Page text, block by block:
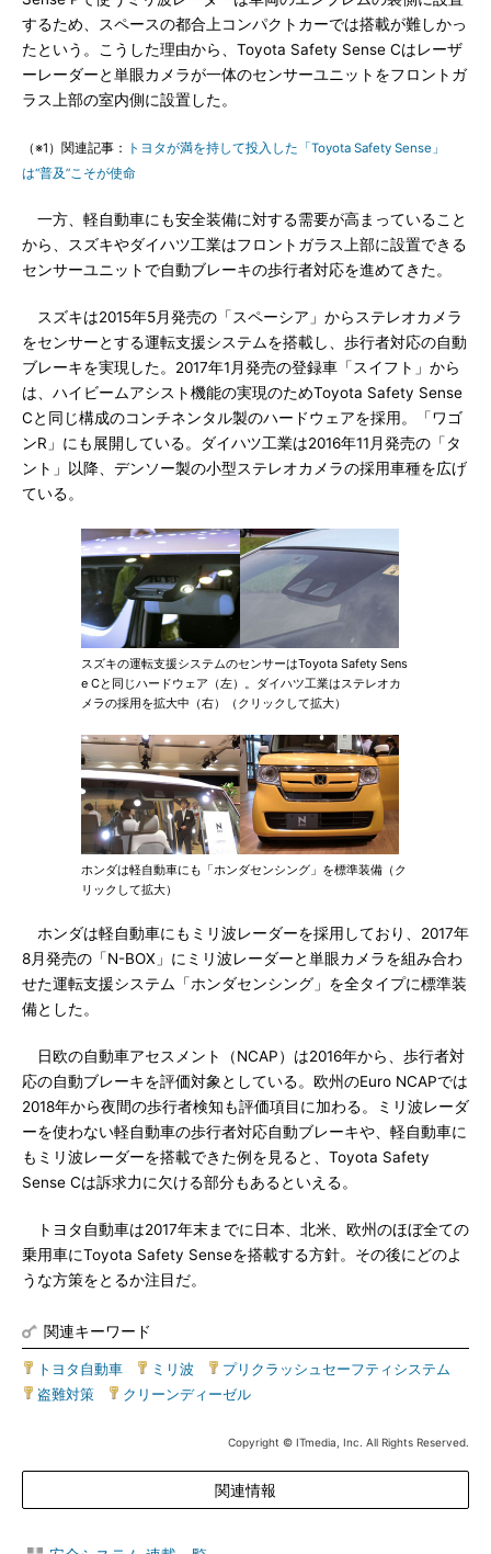
するため、スペースの都合上コンパクトカーでは搭載が難しかっ
たという。こうした理由から、Toyota Safety Sense Cはレーザ
ーレーダーと単眼カメラが一体のセンサーユニットをフロントガ
ラス上部の室内側に設置した。
（※1）関連記事：
トヨタが満を持して投入した「Toyota Safety Sense」
は“普及”こそが使命
一方、軽自動車にも安全装備に対する需要が高まっていること
から、スズキやダイハツ工業はフロントガラス上部に設置できる
センサーユニットで自動ブレーキの歩行者対応を進めてきた。
スズキは2015年5月発売の「スペーシア」からステレオカメラ
をセンサーとする運転支援システムを搭載し、歩行者対応の自動
ブレーキを実現した。2017年1月発売の登録車「スイフト」から
は、ハイビームアシスト機能の実現のためToyota Safety Sense
Cと同じ構成のコンチネンタル製のハードウェアを採用。「ワゴ
ンR」にも展開している。ダイハツ工業は2016年11月発売の「タ
ント」以降、デンソー製の小型ステレオカメラの採用車種を広げ
ている。
スズキの運転支援システムのセンサーはToyota Safety Sens
e Cと同じハードウェア（左）。ダイハツ工業はステレオカ
メラの採用を拡大中（右）（クリックして拡大）
ホンダは軽自動車にも「ホンダセンシング」を標準装備（ク
リックして拡大）
ホンダは軽自動車にもミリ波レーダーを採用しており、2017年
8月発売の「N-BOX」にミリ波レーダーと単眼カメラを組み合わ
せた運転支援システム「ホンダセンシング」を全タイプに標準装
備とした。
日欧の自動車アセスメント（NCAP）は2016年から、歩行者対
応の自動ブレーキを評価対象としている。欧州のEuro NCAPでは
2018年から夜間の歩行者検知も評価項目に加わる。ミリ波レーダ
ーを使わない軽自動車の歩行者対応自動ブレーキや、軽自動車に
もミリ波レーダーを搭載できた例を見ると、Toyota Safety
Sense Cは訴求力に欠ける部分もあるといえる。
トヨタ自動車は2017年末までに日本、北米、欧州のほぼ全ての
乗用車にToyota Safety Senseを搭載する方針。その後にどのよ
うな方策をとるか注目だ。
関連キーワード
トヨタ自動車 ミリ波 プリクラッシュセーフティシステム
盗難対策
クリーンディーゼル
Copyright © ITmedia, Inc. All Rights Reserved.
関連情報